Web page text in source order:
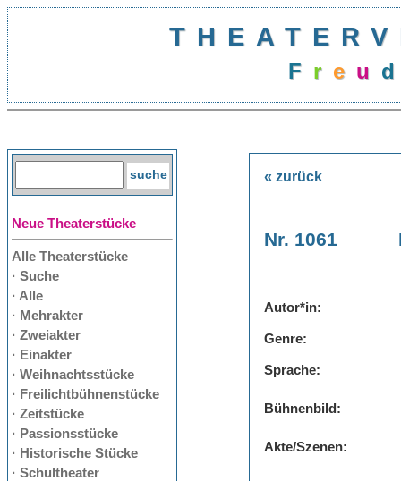
F r e u d
Neue Theaterstücke
Alle Theaterstücke
· Suche
· Alle
· Mehrakter
· Zweiakter
· Einakter
· Weihnachtsstücke
· Freilichtbühnenstücke
· Zeitstücke
· Passionsstücke
· Historische Stücke
· Schultheater
« zurück
Nr. 1061
Autor*in:
Genre:
Sprache:
Bühnenbild:
Akte/Szenen: